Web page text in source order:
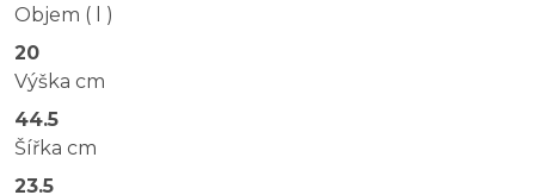
Objem ( l )
20
Výška cm
44.5
Šířka cm
23.5